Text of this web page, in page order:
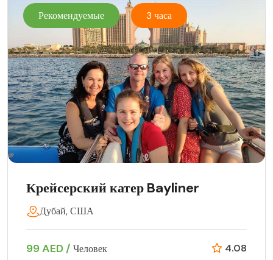
Рекомендуемые 3 часа
Крейсерский катер Bayliner
Дубай, США
99 AED / Человек 4.08